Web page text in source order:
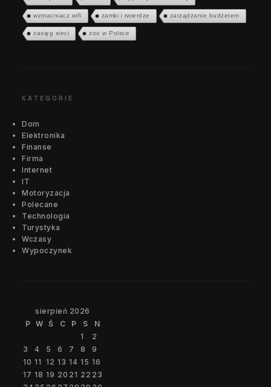
wzmacniacz wifi zamki i twierdze zarządzanie budżetem
zasięg sieci zoo w Polsce
KATEGORIE
Dom
Elektronika
Finanse
Firma
Internet
IT
Motoryzacja
Polecane
Technologia
Turystyka
Wczasy
Wypoczynek
sierpień 2026
P
W Ś C P S
N
1
2
3
4 5 6 7 8
9
10 11 12 13 14 15 16
17 18 19 20 21 22 23